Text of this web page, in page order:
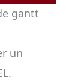
gantt
un